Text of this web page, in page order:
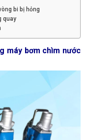
bi bị hỏng
quay
máy bơm chìm nước